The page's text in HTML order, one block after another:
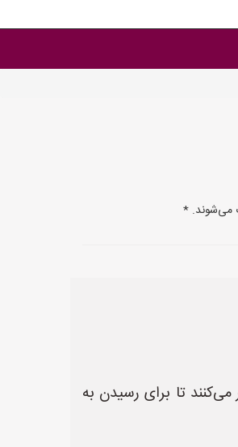
می‌شوند. *
تا برای رسیدن به